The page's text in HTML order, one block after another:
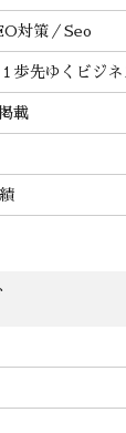
対策／Seo
歩先ゆくビジ
載